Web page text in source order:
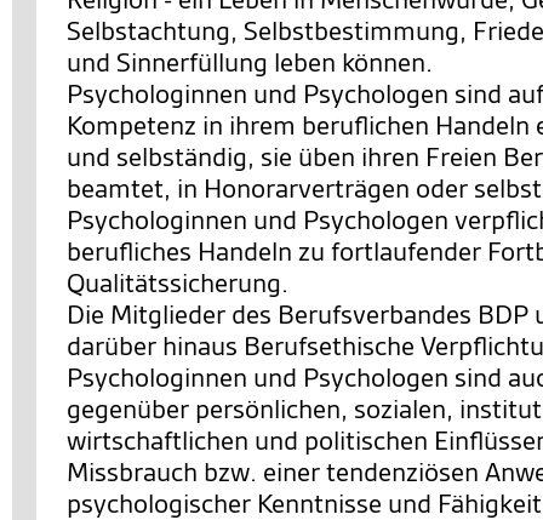
Selbstachtung, Selbstbestimmung,
und Sinnerfüllung leben können.
Psychologinnen und Psychologen sind
Kompetenz in ihrem beruflichen
und selbständig, sie üben ihren Freien
beamtet, in Honorarverträgen oder
Psychologinnen und Psychologen
berufliches Handeln zu fortlaufender
Qualitätssicherung.
Die Mitglieder des Berufsverbandes BDP
darüber hinaus Berufsethische
Psychologinnen und Psychologen sind
gegenüber persönlichen, sozialen,
wirtschaftlichen und politischen
Missbrauch bzw. einer tendenziösen
psychologischer Kenntnisse und